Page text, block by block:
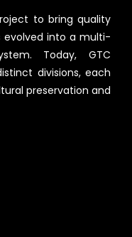
to bring quality
evolved into a multi-
Today, GTC
divisions, each
preservation and